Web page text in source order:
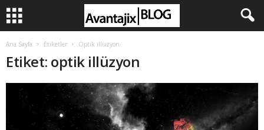
Ana Sayfa Etiketler Optik illüzyon
Etiket: optik illüzyon